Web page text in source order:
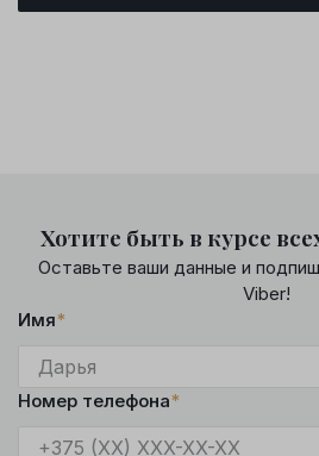
Хотите быть в курсе
Оставьте ваши данные и
Viber!
Имя*
Номер телефона*